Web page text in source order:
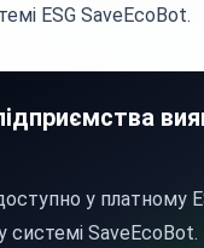
ESG SaveEcoBot.
у платному
системі SaveEcoBot.